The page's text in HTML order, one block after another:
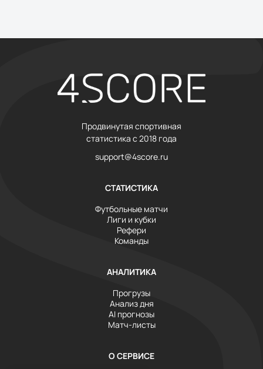
Продвинутая спортивная
статистика с 2018 года
support@4score.ru
СТАТИСТИКА
Футбольные матчи
Лиги и кубки
Рефери
Команды
АНАЛИТИКА
Прогрузы
Анализ дня
AI прогнозы
Матч-листы
О СЕРВИСЕ